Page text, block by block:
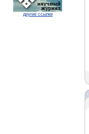
другие ссылки